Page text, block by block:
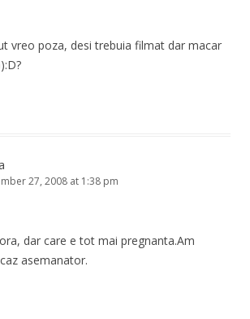
vreo poza, desi trebuia filmat dar macar
27, 2008 at 1:38 pm
dar care e tot mai pregnanta.Am
asemanator.